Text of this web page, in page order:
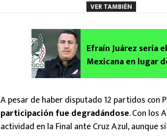
VER TAMBIÉN
Efraín Juárez sería
Mexicana en lugar
A pesar de haber disputado 12 partidos con
participación fue degradándose. Con los
actividad en la Final ante Cruz Azul, aunque